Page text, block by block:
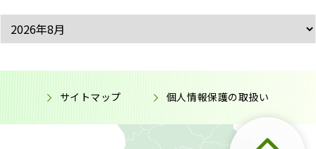
サイトマップ 個人情報保護の取扱い